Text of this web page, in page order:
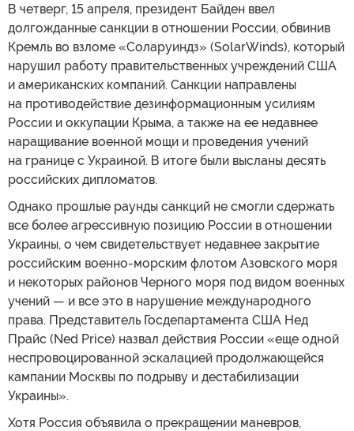
В четверг, 15 апреля, президент Байден ввел
долгожданные санкции в отношении России, обвинив
Кремль во взломе «Соларуиндз» (SolarWinds), который
нарушил работу правительственных учреждений США
и американских компаний. Санкции направлены
на противодействие дезинформационным усилиям
России и оккупации Крыма, а также на ее недавнее
наращивание военной мощи и проведения учений
на границе с Украиной. В итоге были высланы десять
российских дипломатов.
Однако прошлые раунды санкций не смогли сдержать
все более агрессивную позицию России в отношении
Украины, о чем свидетельствует недавнее закрытие
российским военно-морским флотом Азовского моря
и некоторых районов Черного моря под видом военных
учений — и все это в нарушение международного
права. Представитель Госдепартамента США Нед
Прайс (Ned Price) назвал действия России «еще одной
неспровоцированной эскалацией продолжающейся
кампании Москвы по подрыву и дестабилизации
Украины».
Хотя Россия объявила о прекращении маневров,